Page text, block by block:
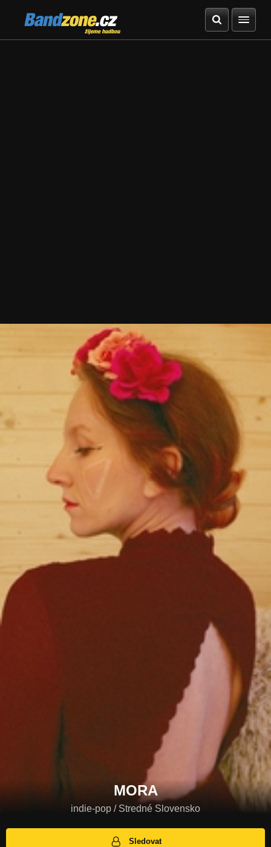
Bandzone.cz
žijeme hudbou
MORA
indie-pop / Stredné Slovensko
Sledovat